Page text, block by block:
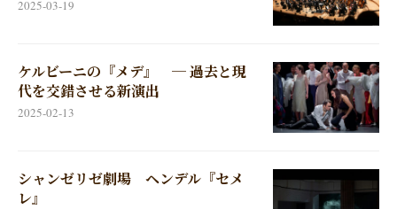
2025-03-19
ケルビーニの『メデ』 ─ 過去と現
代を交錯させる新演出
2025-02-13
シャンゼリゼ劇場 ヘンデル『セメ
レ』